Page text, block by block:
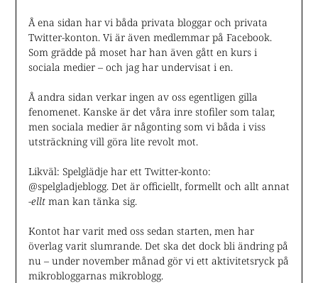
Å ena sidan har vi båda privata bloggar och privata
Twitter-konton. Vi är även medlemmar på Facebook.
Som grädde på moset har han även gått en kurs i
sociala medier – och jag har undervisat i en.
Å andra sidan verkar ingen av oss egentligen gilla
fenomenet. Kanske är det våra inre stofiler som talar,
men sociala medier är någonting som vi båda i viss
utsträckning vill göra lite revolt mot.
Likväl: Spelglädje har ett Twitter-konto:
@spelgladjeblogg. Det är officiellt, formellt och allt annat
-elltman kan tänka sig.
Kontot har varit med oss sedan starten, men har
överlag varit slumrande. Det ska det dock bli ändring på
nu – under november månad gör vi ett aktivitetsryck på
mikrobloggarnas mikroblogg.